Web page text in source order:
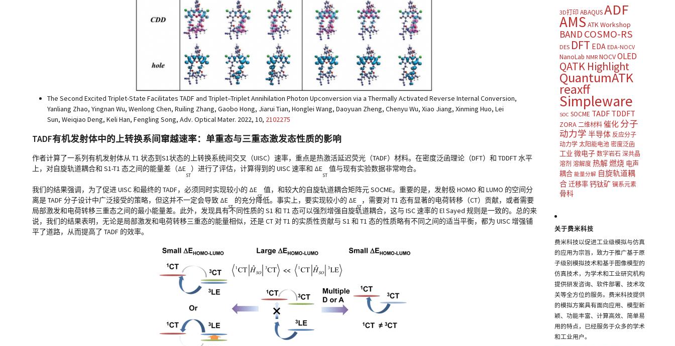
The Second Excited Triplet-State Facilitates TADF and Triplet–Triplet Annihilation Photon Upconversion via a Thermally Activated Reverse Internal Conversion,
Yanliang Zhao, Yingnan Wu, Wenlong Chen, Ruiling Zhang, Gaobo Hong, Jiarui Tian, Honglei Wang, Daoyuan Zheng, Chenyu Wu, Xiao Jiang, Xinming Huo, Lei
Sun, Weiqiao Deng, Keli Han, Fengling Song, Adv. Optical Mater. 2022, 10, 2102275
TADF有机发射体中的上转换系间窜越速率：单重态与三重态激发态性质的影响
作者计算了一系列有机发射体从 T1 状态到S1状态的上转换系统间交叉（UISC）速率，重点是热激活延迟荧光（TADF）材料。在密度泛函理论（DFT）和 TDDFT 水平
上，对自旋轨道耦合和 S1-T1 态之间的能量差（ΔE
ST
）进行了评估，计算得到的 UISC 速率和 ΔE
ST
值与现有实验数据非常吻合。
我们的结果强调，为了促进 UISC 和最终的 TADF，必须同时实现较小的 ΔE
ST
值，和较大的自旋轨道耦合矩阵元 SOCME。重要的是，发射极 HOMO 和 LUMO 的空间分
离是 TADF 分子设计中广泛接受的策略，但这并不一定会导致 ΔE
ST
的充分降低。事实上，要实现较小的 ΔE
ST
，需要对 T1 态有显著的电荷转移（CT）贡献，或者需要
局部激发和电荷转移三重态之间的最小能量差。此外，发现具有不同性质的 S1 和 T1 态可以强烈增强自旋轨道耦合，这与 ISC 速率的 El Sayed 规则是一致的。总的来
说，我们的结果表明，无论是局部激发和电荷转移三重态的能量相似，还是 CT 对 T1 的实质性贡献与 S1 和 T1 态的性质略有不同之间的适当平衡，都为 UISC 增强铺
平了道路，从而提高了 TADF 的效率。
3D打印 ABAQUSADF
AMS ATK Workshop
BAND COSMO-RS
DES DFT EDA EDA-NOCV
NanoLab NMR NOCVOLED
QATK Highlight
QuantumATK
reaxff
Simpleware
SOC SOCME TADF TDDFT
ZORA 二维材料 催化 分子
动力学 半导体 反应分子
动力学 太阳能电池 密度泛函
工业 微电子 数字岩石 深共晶
溶剂 溶解度 热解燃烧 电声
耦合 能量分解 自旋轨道耦
合迁移率钙钛矿 镧系元素
骨科
关于费米科技
费米科技以促进工业级模拟与仿真
的应用为宗旨，致力于推广基于原
子级别模拟技术和基于图像模型的
仿真技术，为学术和工业研究机构
提供研发咨询、软件部署、技术攻
关等全方位的服务。费米科技提供
的模拟方案具有面向应用、模型新
颖、功能丰富、计算高效、简单易
用的特点，已经服务于众多的学术
和工业用户。